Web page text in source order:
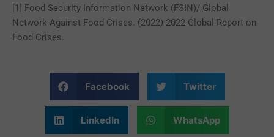
[1] Food Security Information Network (FSIN)/ Global
Network Against Food Crises. (2022) 2022 Global Report on
Food Crises.
Facebook Twitter
LinkedIn WhatsApp